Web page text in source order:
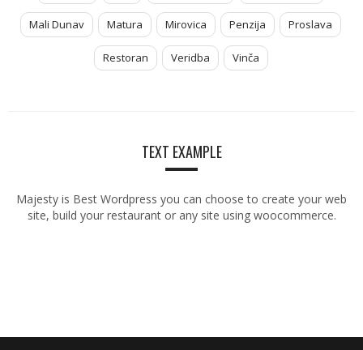
Mali Dunav Matura Mirovica Penzija Proslava
Restoran Veridba Vinča
TEXT EXAMPLE
Majesty is Best Wordpress you can choose to create your web
site, build your restaurant or any site using woocommerce.